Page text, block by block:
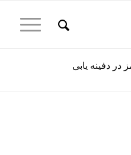
در دفینه یابی